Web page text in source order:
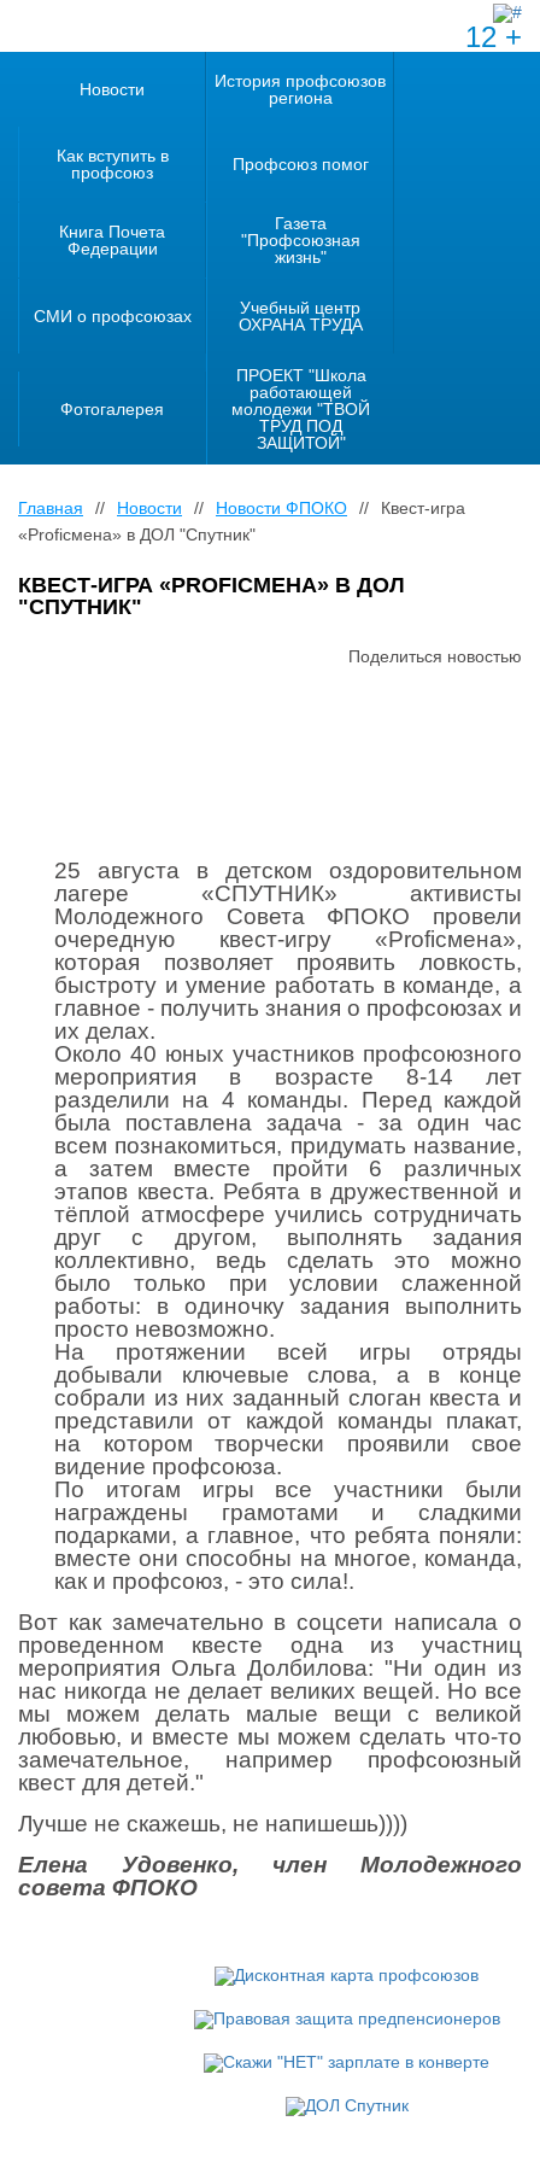
12 +
Новости
История профсоюзов
региона
Как вступить в
профсоюз
Профсоюз помог
Книга Почета
Федерации
Газета
"Профсоюзная
жизнь"
СМИ о профсоюзах
Учебный центр
ОХРАНА ТРУДА
Фотогалерея
ПРОЕКТ "Школа
работающей
молодежи "ТВОЙ
ТРУД ПОД
ЗАЩИТОЙ"
Главная // Новости // Новости ФПОКО //
Квест-игра
«Profiсмена» в ДОЛ "Спутник"
КВЕСТ-ИГРА «PROFIСМЕНА» В ДОЛ
"СПУТНИК"
Поделиться новостью
25 августа в детском оздоровительном
лагере «СПУТНИК» активисты
Молодежного Совета ФПОКО провели
очередную квест-игру «Profiсмена»,
которая позволяет проявить ловкость,
быстроту и умение работать в команде, а
главное - получить знания о профсоюзах и
их делах.
Около 40 юных участников профсоюзного
мероприятия в возрасте 8-14 лет
разделили на 4 команды. Перед каждой
была поставлена задача - за один час
всем познакомиться, придумать название,
а затем вместе пройти 6 различных
этапов квеста. Ребята в дружественной и
тёплой атмосфере учились сотрудничать
друг с другом, выполнять задания
коллективно, ведь сделать это можно
было только при условии слаженной
работы: в одиночку задания выполнить
просто невозможно.
На протяжении всей игры отряды
добывали ключевые слова, а в конце
собрали из них заданный слоган квеста и
представили от каждой команды плакат,
на котором творчески проявили свое
видение профсоюза.
По итогам игры все участники были
награждены грамотами и сладкими
подарками, а главное, что ребята поняли:
вместе они способны на многое, команда,
как и профсоюз, - это сила!.
Вот как замечательно в соцсети написала о
проведенном квесте одна из участниц
мероприятия Ольга Долбилова: "Ни один из
нас никогда не делает великих вещей. Но все
мы можем делать малые вещи с великой
любовью, и вместе мы можем сделать что-то
замечательное, например профсоюзный
квест для детей."
Лучше не скажешь, не напишешь))))
Елена Удовенко, член Молодежного
совета ФПОКО